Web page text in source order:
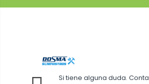
Si tiene alguna duda.